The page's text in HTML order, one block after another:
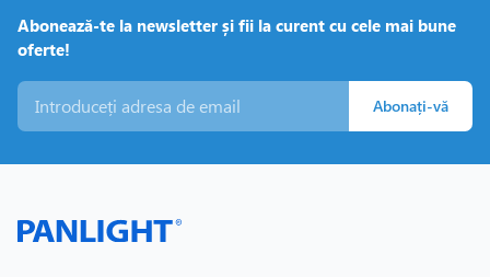
Abonează-te la newsletter și fii la curent cu cele mai bune
oferte!
Abonați-vă